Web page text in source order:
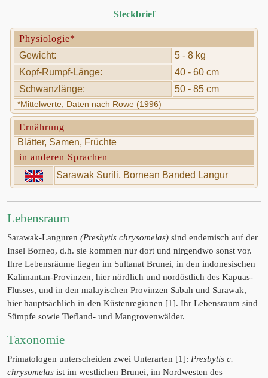
Steckbrief
Physiologie*
Gewicht:
5 - 8 kg
Kopf-Rumpf-Länge:
40 - 60 cm
Schwanzlänge:
50 - 85 cm
*Mittelwerte, Daten nach Rowe (1996)
Ernährung
Blätter, Samen, Früchte
in anderen Sprachen
Sarawak Surili, Bornean Banded Langur
Lebensraum
Sarawak-Languren (Presbytis chrysomelas) sind endemisch auf der
Insel Borneo, d.h. sie kommen nur dort und nirgendwo sonst vor.
Ihre Lebensräume liegen im Sultanat Brunei, in den indonesischen
Kalimantan-Provinzen, hier nördlich und nordöstlich des Kapuas-
Flusses, und in den malayischen Provinzen Sabah und Sarawak,
hier hauptsächlich in den Küstenregionen [1]. Ihr Lebensraum sind
Sümpfe sowie Tiefland- und Mangrovenwälder.
Taxonomie
Primatologen unterscheiden zwei Unterarten [1]: Presbytis c.
chrysomelas ist im westlichen Brunei, im Nordwesten des